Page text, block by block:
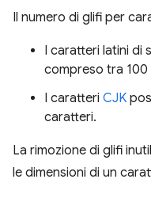
Il numero di glifi per
I caratteri latini di
compreso tra
I caratteri CJK
caratteri.
La rimozione di glifi
le dimensioni di un